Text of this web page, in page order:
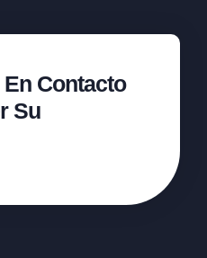
Contacto
Su